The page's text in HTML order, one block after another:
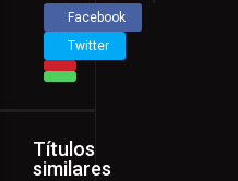
Facebook
Twitter
Títulos
similares